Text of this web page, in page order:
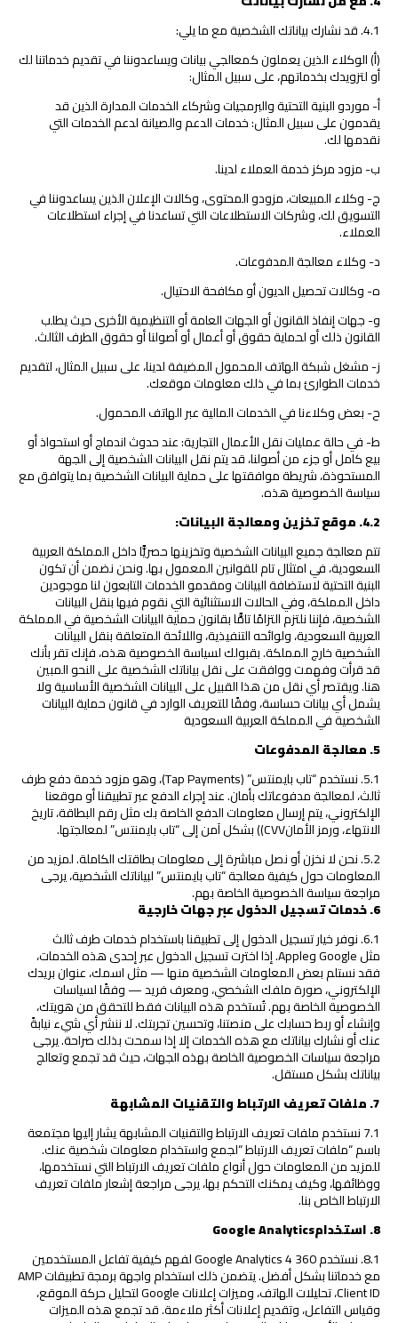
4.1. قد نشارك بياناتك الشخصية مع ما يلي:
(أ) الوكلاء الذين يعملون كمعالجي بيانات ويساعدوننا في تقديم خدماتنا لك
أو لتزويدك بخدماتهم، على سبيل المثال:
أ- موردو البنية التحتية والبرمجيات وشركاء الخدمات المدارة الذين قد
يقدمون على سبيل المثال: خدمات الدعم والصيانة لدعم الخدمات التي
نقدمها لك.
ب- مزود مركز خدمة العملاء لدينا.
ج- وكلاء المبيعات، مزودو المحتوى، وكالات الإعلان الذين يساعدوننا في
التسويق لك، وشركات الاستطلاعات التي تساعدنا في إجراء استطلاعات
العملاء.
د- وكلاء معالجة المدفوعات.
ه- وكالات تحصيل الديون أو مكافحة الاحتيال.
و- جهات إنفاذ القانون أو الجهات العامة أو التنظيمية الأخرى حيث يطلب
القانون ذلك أو لحماية حقوق أو أعمال أو أصولنا أو حقوق الطرف الثالث.
ز- مشغل شبكة الهاتف المحمول المضيفة لدينا، على سبيل المثال، لتقديم
خدمات الطوارئ بما في ذلك معلومات موقعك.
ح- بعض وكلاءنا في الخدمات المالية عبر الهاتف المحمول.
ط- في حالة عمليات نقل الأعمال التجارية: عند حدوث اندماج أو استحواذ أو
بيع كامل أو جزء من أصولنا، قد يتم نقل البيانات الشخصية إلى الجهة
المستحوذة، شريطة موافقتها على حماية البيانات الشخصية بما يتوافق مع
سياسة الخصوصية هذه.
4.2
.موقع تخزين ومعالجة البيانات:
تتم معالجة جميع البيانات الشخصية وتخزينها حصريًّا داخل المملكة العربية
السعودية، في امتثال تام للقوانين المعمول بها. ونحن نضمن أن تكون
البنية التحتية لاستضافة البيانات ومقدمو الخدمات التابعون لنا موجودين
داخل المملكة، وفي الحالات الاستثنائية التي نقوم فيها بنقل البيانات
الشخصية، فإننا نلتزم التزامًا تامًّا بقانون حماية البيانات الشخصية في المملكة
العربية السعودية، ولوائحه التنفيذية، واللائحة المتعلقة بنقل البيانات
الشخصية خارج المملكة. بقبولك لسياسة الخصوصية هذه، فإنك تقر بأنك
قد قرأت وفهمت ووافقت على نقل بياناتك الشخصية على النحو المبين
هنا. ويقتصر أي نقل من هذا القبيل على البيانات الشخصية الأساسية ولا
يشمل أي بيانات حساسة، وفقًا للتعريف الوارد في قانون حماية البيانات
الشخصية في المملكة العربية السعودية
5
.معالجة المدفوعات
5.1. نستخدم “تاب بايمنتس” (Tap Payments)، وهو مزود خدمة دفع طرف
ثالث، لمعالجة مدفوعاتك بأمان. عند إجراء الدفع عبر تطبيقنا أو موقعنا
الإلكتروني، يتم إرسال معلومات الدفع الخاصة بك مثل رقم البطاقة، تاريخ
الانتهاء، ورمز الأمانCVV)) بشكل آمن إلى “تاب بايمنتس” لمعالجتها.
5.2. نحن لا نخزن أو نصل مباشرة إلى معلومات بطاقتك الكاملة. لمزيد من
المعلومات حول كيفية معالجة “تاب بايمنتس” لبياناتك الشخصية، يرجى
مراجعة سياسة الخصوصية الخاصة بهم.
6
.خدمات تسجيل الدخول عبر جهات خارجية
6.1. نوفر خيار تسجيل الدخول إلى تطبيقنا باستخدام خدمات طرف ثالث
مثل Google وApple. إذا اخترت تسجيل الدخول عبر إحدى هذه الخدمات،
فقد نستلم بعض المعلومات الشخصية منها — مثل اسمك، عنوان بريدك
الإلكتروني، صورة ملفك الشخصي، ومعرف فريد — وفقًا لسياسات
الخصوصية الخاصة بهم. تُستخدم هذه البيانات فقط للتحقق من هويتك،
وإنشاء أو ربط حسابك على منصتنا، وتحسين تجربتك. لا ننشر أي شيء نيابةً
عنك أو نشارك بياناتك مع هذه الخدمات إلا إذا سمحت بذلك صراحة. يرجى
مراجعة سياسات الخصوصية الخاصة بهذه الجهات، حيث قد تجمع وتعالج
بياناتك بشكل مستقل.
7
.ملفات تعريف الارتباط والتقنيات المشابهة
7.1 نستخدم ملفات تعريف الارتباط والتقنيات المشابهة يشار إليها مجتمعة
باسم “ملفات تعريف الارتباط “لجمع واستخدام معلومات شخصية عنك.
للمزيد من المعلومات حول أنواع ملفات تعريف الارتباط التي نستخدمها،
ووظائفها، وكيف يمكنك التحكم بها، يرجى مراجعة إشعار ملفات تعريف
الارتباط الخاص بنا.
8
.استخدامGoogle Analytics
8.1. نستخدم Google Analytics 4 360 لفهم كيفية تفاعل المستخدمين
مع خدماتنا بشكل أفضل. يتضمن ذلك استخدام واجهة برمجة تطبيقات AMP
Client ID، تحليلات الهاتف، وميزات إعلانات Google لتحليل حركة الموقع،
وقياس التفاعل، وتقديم إعلانات أكثر ملاءمة. قد تجمع هذه الميزات